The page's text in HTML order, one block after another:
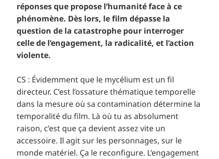
réponses que propose l’humanité face à ce
phénomène. Dès lors, le film dépasse la
question de la catastrophe pour interroger
celle de l’engagement, la radicalité, et l’action
violente.
CS : Évidemment que le mycélium est un fil
directeur. C’est l’ossature thématique temporelle
dans la mesure où sa contamination détermine la
temporalité du film. Là où tu as absolument
raison, c’est que ça devient assez vite un
accessoire. Il agit sur les personnages, sur le
monde matériel. Ça le reconfigure. L’engagement